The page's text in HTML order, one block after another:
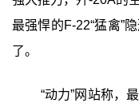
最强悍的F-22“猛禽”
了。
“动力”网站称，